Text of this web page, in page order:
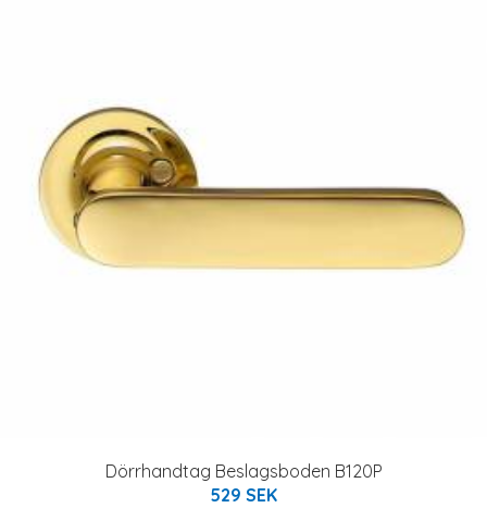
Dörrhandtag Beslagsboden B120P
529 SEK